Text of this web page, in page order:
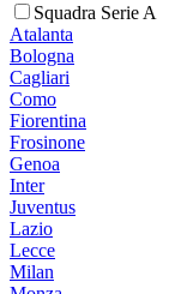
Squadra Serie A
Atalanta
Bologna
Cagliari
Como
Fiorentina
Frosinone
Genoa
Inter
Juventus
Lazio
Lecce
Milan